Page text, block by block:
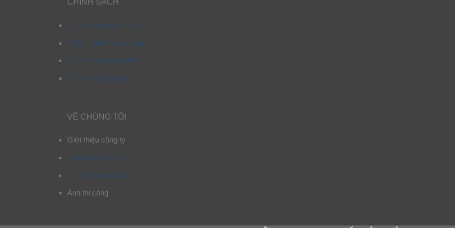
CHÍNH SÁCH
Chính sách mua hàng
Chính sách giao hàng
Chính sách bảo hành
Chính sách bảo mật
VỀ CHÚNG TÔI
Giới thiệu công ty
Thông tin liên hệ
Tư vấn chọn mẫu
Ảnh thi công